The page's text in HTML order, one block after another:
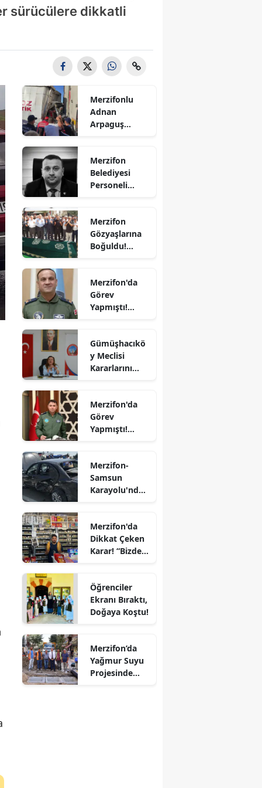
Bilecik
Bitlis
Burdur
Bursa
Çanakkale
Çankırı
Denizli
Diyarbakır
Edirne
Elazığ
Erzurum
Eskişehir
Giresun
Hakkari
Hatay
Mersin
İzmir
Kars
Kayseri
sürücülere dikkatli
Merzifonlu
Adnan
Arpaguş
Hayatını
Kaybetti
Merzifon
Belediyesi
Personeli
Hayatını
Kaybetti
Merzifon
Gözyaşlarına
Boğuldu!
Son
Yolculuğuna
Uğurlandı
Merzifon'da
Görev
Yapmıştı!
Hava
Kuvvetleri
Komutanı
Gümüşhacıkö
y Meclisi
Kararlarını
Merzifon'da
Görev
Yapmıştı!
Emekliliğe
Sevk Edildi
Merzifon-
Samsun
Karayolu'nda
Çarpıştı
Merzifon'da
Dikkat Çeken
Karar! “Bizde
Öğrenciler
Ekranı Bıraktı,
Doğaya Koştu!
Merzifon’da
Yağmur Suyu
Projesinde